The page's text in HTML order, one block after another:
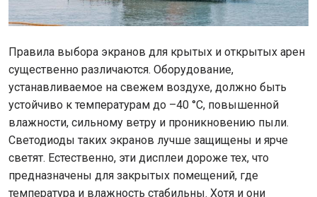
Правила выбора экранов для крытых и открытых арен
существенно различаются. Оборудование,
устанавливаемое на свежем воздухе, должно быть
устойчиво к температурам до –40 °C, повышенной
влажности, сильному ветру и проникновению пыли.
Светодиоды таких экранов лучше защищены и ярче
светят. Естественно, эти дисплеи дороже тех, что
предназначены для закрытых помещений, где
температура и влажность стабильны. Хотя и они